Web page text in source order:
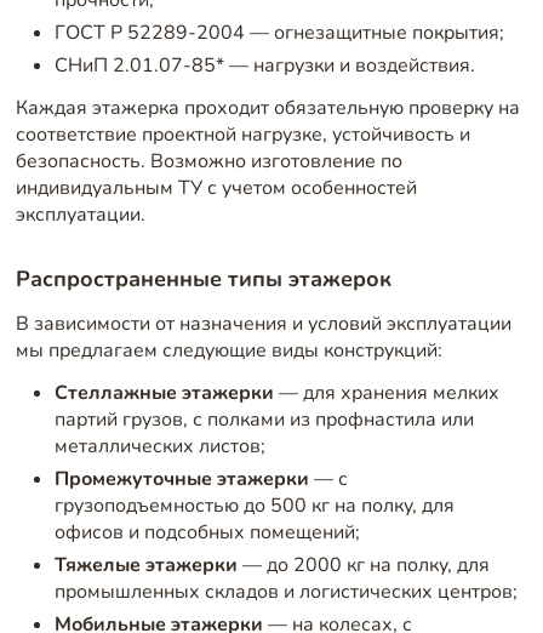
ГОСТ Р 52289-2004 — огнезащитные покрытия;
СНиП 2.01.07-85* — нагрузки и воздействия.
Каждая этажерка проходит обязательную проверку на
соответствие проектной нагрузке, устойчивость и
безопасность. Возможно изготовление по
индивидуальным ТУ с учетом особенностей
эксплуатации.
Распространенные типы этажерок
В зависимости от назначения и условий эксплуатации
мы предлагаем следующие виды конструкций:
Стеллажные этажерки — для хранения мелких
партий грузов, с полками из профнастила или
металлических листов;
Промежуточные этажерки — с
грузоподъемностью до 500 кг на полку, для
офисов и подсобных помещений;
Тяжелые этажерки — до 2000 кг на полку, для
промышленных складов и логистических центров;
Мобильные этажерки — на колесах, с